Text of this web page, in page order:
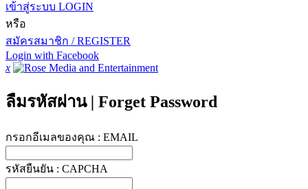
เข้าสู่ระบบ LOGIN
หรือ
สมัครสมาชิก / REGISTER
Login with Facebook
x
ลืมรหัสผ่าน | Forget Password
กรอกอีเมลของคุณ : EMAIL
รหัสยืนยัน : CAPCHA